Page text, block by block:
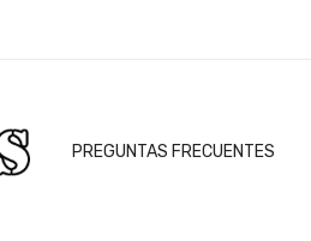
PREGUNTAS FRECUENTES